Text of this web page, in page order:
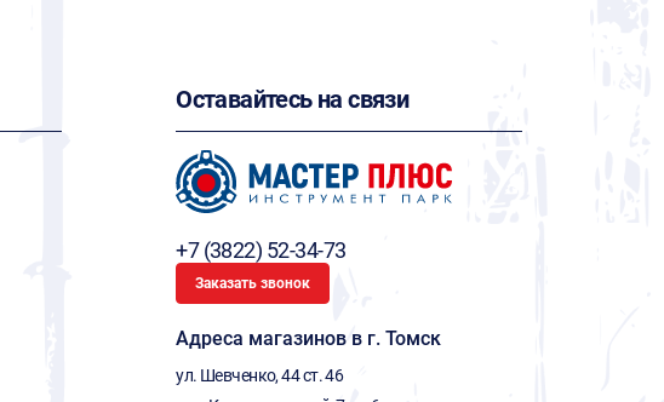
Оставайтесь на связи
+7 (3822) 52-34-73
Заказать звонок
Адреса магазинов в г. Томск
ул. Шевченко, 44 ст. 46